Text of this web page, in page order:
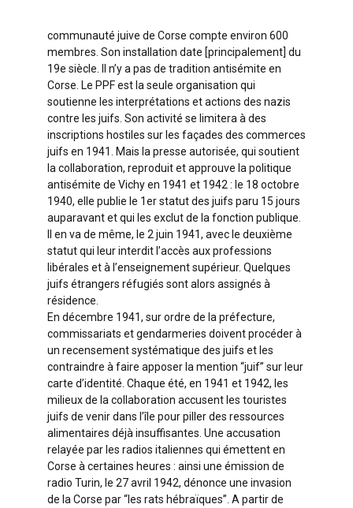
communauté juive de Corse compte environ 600
membres. Son installation date [principalement] du
19e siècle. Il n’y a pas de tradition antisémite en
Corse. Le PPF est la seule organisation qui
soutienne les interprétations et actions des nazis
contre les juifs. Son activité se limitera à des
inscriptions hostiles sur les façades des commerces
juifs en 1941. Mais la presse autorisée, qui soutient
la collaboration, reproduit et approuve la politique
antisémite de Vichy en 1941 et 1942 : le 18 octobre
1940, elle publie le 1er statut des juifs paru 15 jours
auparavant et qui les exclut de la fonction publique.
Il en va de même, le 2 juin 1941, avec le deuxième
statut qui leur interdit l’accès aux professions
libérales et à l’enseignement supérieur. Quelques
juifs étrangers réfugiés sont alors assignés à
résidence.
En décembre 1941, sur ordre de la préfecture,
commissariats et gendarmeries doivent procéder à
un recensement systématique des juifs et les
contraindre à faire apposer la mention “juif” sur leur
carte d’identité. Chaque été, en 1941 et 1942, les
milieux de la collaboration accusent les touristes
juifs de venir dans l’île pour piller des ressources
alimentaires déjà insuffisantes. Une accusation
relayée par les radios italiennes qui émettent en
Corse à certaines heures : ainsi une émission de
radio Turin, le 27 avril 1942, dénonce une invasion
de la Corse par “les rats hébraïques”. A partir de